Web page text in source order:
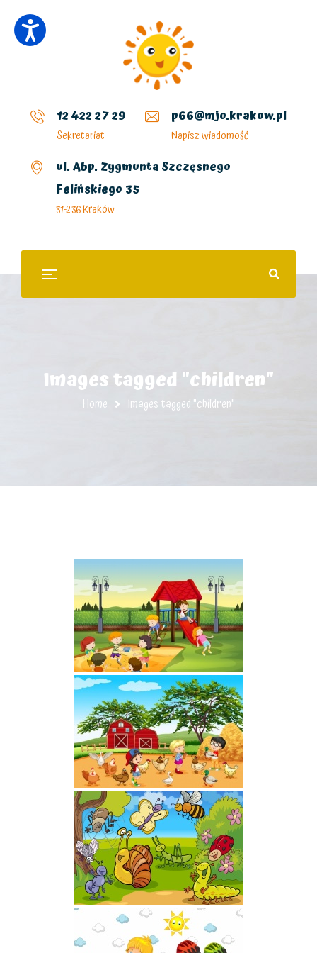
12 422 27 29
Sekretariat
p66@mjo.krakow.pl
Napisz wiadomość
ul. Abp. Zygmunta Szczęsnego
Felińskiego 35
31-236 Kraków
Images tagged "children"
Home Images tagged "children"